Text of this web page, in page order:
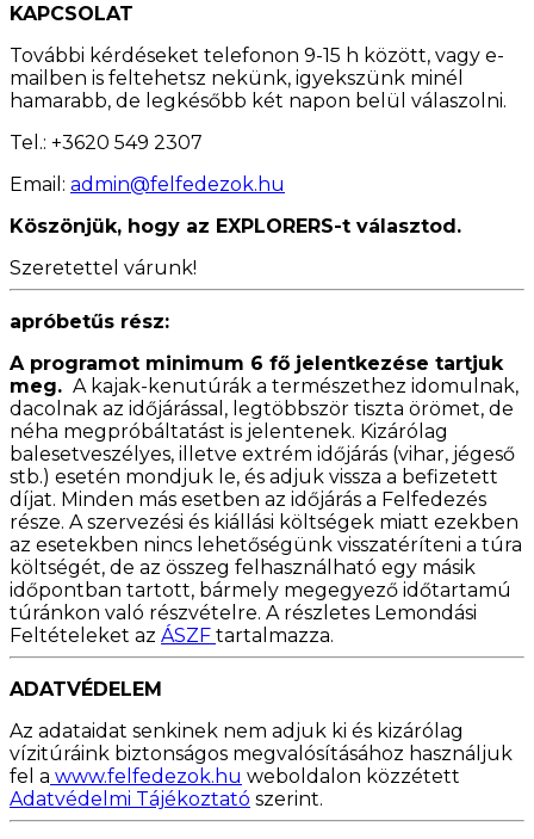
KAPCSOLAT
További kérdéseket telefonon 9-15 h között, vagy e-
mailben is feltehetsz nekünk, igyekszünk minél
hamarabb, de legkésőbb két napon belül válaszolni.
Tel.: +3620 549 2307
Email: admin@felfedezok.hu
Köszönjük, hogy az EXPLORERS-t választod.
Szeretettel várunk!
apróbetűs rész:
A programot minimum 6 fő jelentkezése tartjuk
meg. A kajak-kenutúrák a természethez idomulnak,
dacolnak az időjárással, legtöbbször tiszta örömet, de
néha megpróbáltatást is jelentenek. Kizárólag
balesetveszélyes, illetve extrém időjárás (vihar, jégeső
stb.) esetén mondjuk le, és adjuk vissza a befizetett
díjat. Minden más esetben az időjárás a Felfedezés
része. A szervezési és kiállási költségek miatt ezekben
az esetekben nincs lehetőségünk visszatéríteni a túra
költségét, de az összeg felhasználható egy másik
időpontban tartott, bármely megegyező időtartamú
túránkon való részvételre. A részletes Lemondási
Feltételeket az ÁSZF tartalmazza.
ADATVÉDELEM
Az adataidat senkinek nem adjuk ki és kizárólag
vízitúráink biztonságos megvalósításához használjuk
fel a www.felfedezok.hu weboldalon közzétett
Adatvédelmi Tájékoztató szerint.